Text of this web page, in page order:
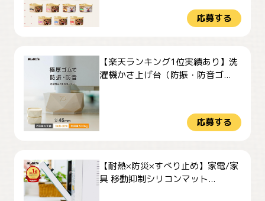
応募する
【楽天ランキング1位実績あり】洗
濯機かさ上げ台（防振・防音ゴ...
応募する
【耐熱×防災×すべり止め】家電/家
具 移動抑制シリコンマット...